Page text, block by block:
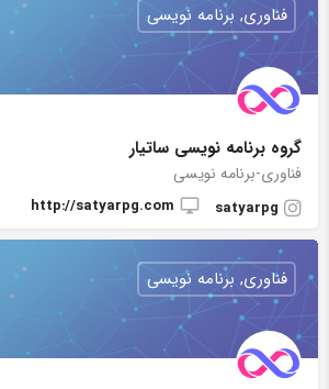
گروه برنامه نویسی ساتیار
فناوری-برنامه نویسی
satyarpg
http://satyarpg.com
فناوری, برنامه نویسی
فناوری, برنامه نویسی